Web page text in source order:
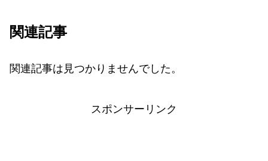
関連記事
関連記事は見つかりませんでした。
スポンサーリンク